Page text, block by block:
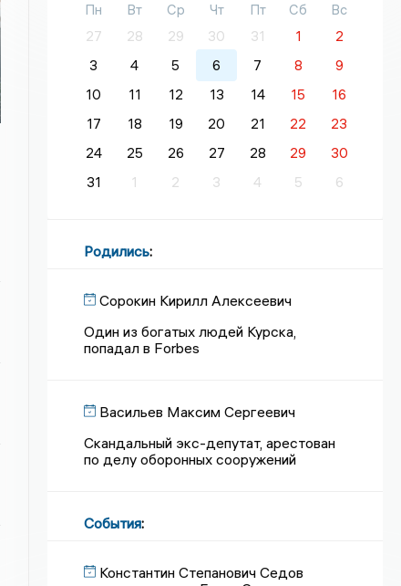
Пн Вт Ср Чт Пт Сб
Вс
27
28 29 30 31 1
2
3
4 5 6 7 8
9
10
11 12 13 14 15
16
17
18 19 20 21 22
23
24
25 26 27 28 29
30
31
1 2 3 4 5 6
Родились:
Сорокин Кирилл Алексеевич
Один из богатых людей Курска,
попадал в Forbes
Васильев Максим Сергеевич
Скандальный экс-депутат, арестован
по делу оборонных сооружений
События:
Константин Степанович Седов